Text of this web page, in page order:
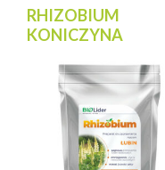
RHIZOBIUM
KONICZYNA